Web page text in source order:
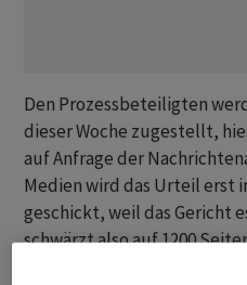
Den Prozessbeteiligten
dieser Woche zugestellt,
auf Anfrage der
Medien wird das Urteil erst
geschickt, weil das Gericht
schwärzt also auf 1200